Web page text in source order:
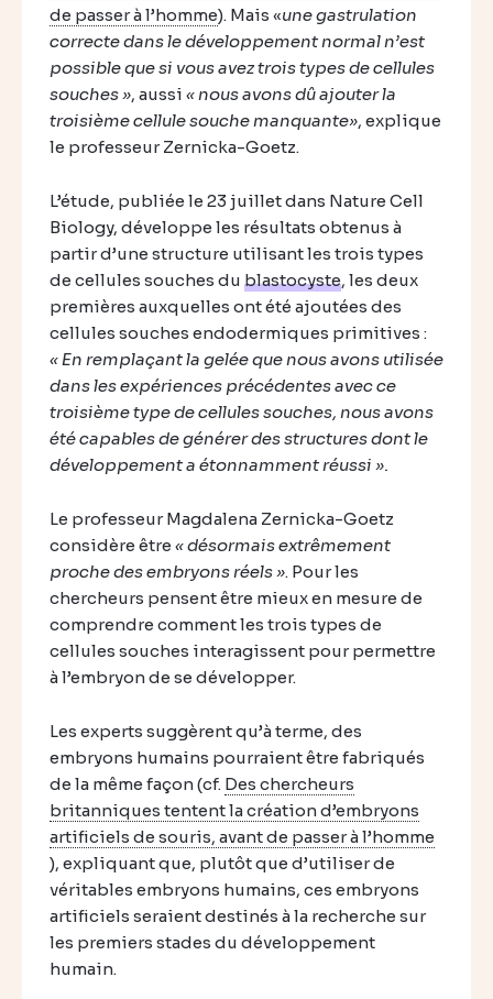
de passer à l’homme). Mais «une gastrulation
correcte dans le développement normal n’est
possible que si vous avez trois types de cellules
souches », aussi « nous avons dû ajouter la
troisième cellule souche manquante», explique
le professeur Zernicka-Goetz.
L’étude, publiée le 23 juillet dans Nature Cell
Biology, développe les résultats obtenus à
partir d’une structure utilisant les trois types
de cellules souches du blastocyste, les deux
premières auxquelles ont été ajoutées des
cellules souches endodermiques primitives :
« En remplaçant la gelée que nous avons utilisée
dans les expériences précédentes avec ce
troisième type de cellules souches, nous avons
été capables de générer des structures dont le
développement a étonnamment réussi ».
Le professeur Magdalena Zernicka-Goetz
considère être « désormais extrêmement
proche des embryons réels ». Pour les
chercheurs pensent être mieux en mesure de
comprendre comment les trois types de
cellules souches interagissent pour permettre
à l’embryon de se développer.
Les experts suggèrent qu’à terme, des
embryons humains pourraient être fabriqués
de la même façon (cf. Des chercheurs
britanniques tentent la création d’embryons
artificiels de souris, avant de passer à l’homme
), expliquant que, plutôt que d’utiliser de
véritables embryons humains, ces embryons
artificiels seraient destinés à la recherche sur
les premiers stades du développement
humain.